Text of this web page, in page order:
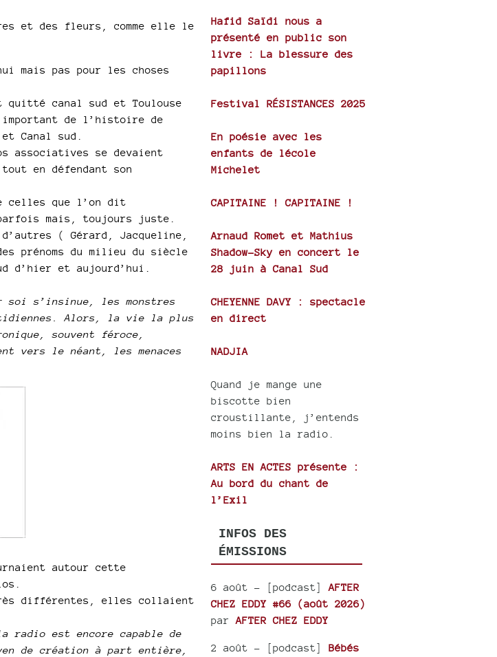
et des fleurs, comme elle le
mais pas pour les choses
canal sud et Toulouse
de l’histoire de
Canal sud.
associatives se devaient
en défendant son
celles que l’on dit
mais, toujours juste.
( Gérard, Jacqueline,
prénoms du milieu du siècle
d’hier et aujourd’hui.
soi s’insinue, les monstres
Alors, la vie la plus
souvent féroce,
vers le néant, les menaces
autour cette
très différentes, elles collaient
radio est encore capable de
de création à part entière,
Hafid Saïdi nous a
présenté en public son
livre : La blessure des
papillons
Festival RÉSISTANCES 2025
En poésie avec les
enfants de lécole
Michelet
CAPITAINE ! CAPITAINE !
Arnaud Romet et Mathius
Shadow-Sky en concert le
28 juin à Canal Sud
CHEYENNE DAVY : spectacle
en direct
NADJIA
Quand je mange une
biscotte bien
croustillante, j’entends
moins bien la radio.
ARTS EN ACTES présente :
Au bord du chant de
l’Exil
INFOS DES
ÉMISSIONS
6 août- [podcast]AFTER
CHEZ EDDY #66 (août 2026)
parAFTER CHEZ EDDY
2 août- [podcast]Bébés